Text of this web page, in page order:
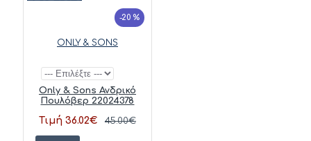
-20 %
ONLY & SONS
Only & Sons Ανδρικό
Πουλόβερ 22024378
Τιμή 36.02€ 45.00€